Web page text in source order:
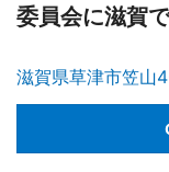
委員会に滋賀
滋賀県草津市笠山